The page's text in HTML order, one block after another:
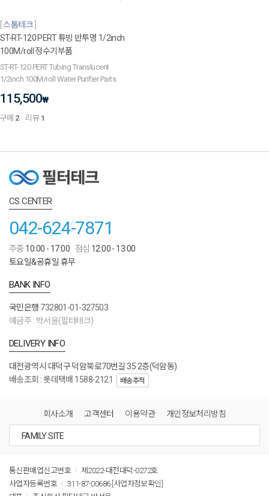
스톰테크
ST-RT-120 PERT 튜빙 반투명 1/2inch
100M/roll 정수기부품
ST-RT-120 PERT Tubing Translucent
1/2inch 100M/roll Water Purifier Parts
115,500₩
구매 2 리뷰 1
CS CENTER
042-624-7871
주중 10:00 - 17:00 점심 12:00 - 13:00
토요일&공휴일 휴무
BANK INFO
국민은행 732801-01-327503
예금주 : 박서윤(필터테크)
DELIVERY INFO
대전광역시 대덕구 덕암북로70번길 35 2층(덕암동)
배송조회 : 롯데택배 1588-2121
배송추적
회사소개 고객센터 이용약관 개인정보처리방침
통신판매업신고번호
제2022-대전대덕-0272호
사업자등록번호
311-87-00686 [사업자정보확인]